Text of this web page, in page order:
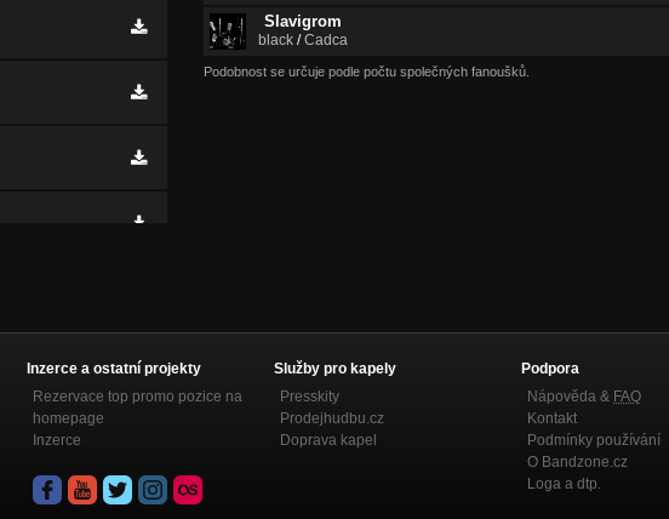
Slavigrom
black /Cadca
Podobnost se určuje podle počtu společných fanoušků.
Inzerce a ostatní projekty
Rezervace top promo pozice na
homepage
Inzerce
Služby pro kapely
Presskity
Prodejhudbu.cz
Doprava kapel
Podpora
Nápověda & FAQ
Kontakt
Podmínky používání
O Bandzone.cz
Loga a dtp.